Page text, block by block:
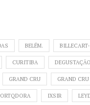
BELÉM.
CURITIBA DEGUSTAÇÃO
GRAND CRU GRAND
IXSIR